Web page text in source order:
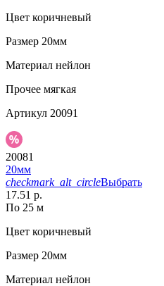
Цвет коричневый
Размер 20мм
Материал нейлон
Прочее мягкая
Артикул 20091
20081
20мм
checkmark_alt_circleВыбрать
17.51 р.
По 25 м
Цвет коричневый
Размер 20мм
Материал нейлон